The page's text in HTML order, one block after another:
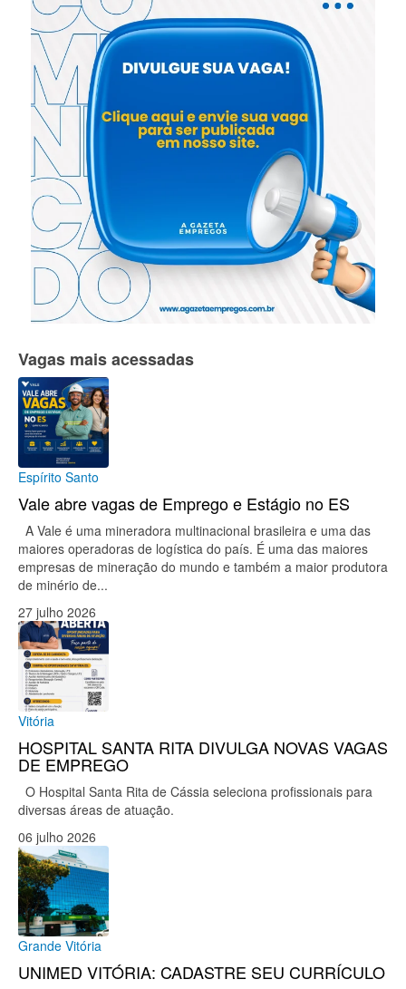
Vagas mais acessadas
Espírito Santo
Vale abre vagas de Emprego e Estágio no ES
A Vale é uma mineradora multinacional brasileira e uma das
maiores operadoras de logística do país. É uma das maiores
empresas de mineração do mundo e também a maior produtora
de minério de...
27 julho 2026
Vitória
HOSPITAL SANTA RITA DIVULGA NOVAS VAGAS
DE EMPREGO
O Hospital Santa Rita de Cássia seleciona profissionais para
diversas áreas de atuação.
06 julho 2026
Grande Vitória
UNIMED VITÓRIA: CADASTRE SEU CURRÍCULO